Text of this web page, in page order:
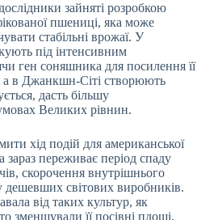
зайняті розробкою
пшениці, яка може
стабільні врожаї. У
під інтенсивним
ген соняшника для посилення її
а в Джанкшн-Сіті створюють
дасть більшу
Великих рівнин.
хід подій для американської
переживає період спаду
скорочення внутрішнього
світових виробників.
від таких культур, як
зменшували її посівні площі,